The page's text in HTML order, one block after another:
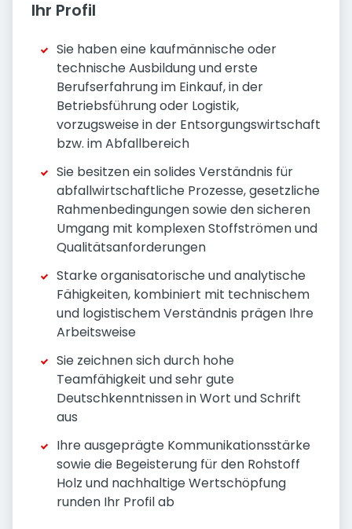
Ihr Profil
Sie haben eine kaufmännische oder
technische Ausbildung und erste
Berufserfahrung im Einkauf, in der
Betriebsführung oder Logistik,
vorzugsweise in der Entsorgungswirtschaft
bzw. im Abfallbereich
Sie besitzen ein solides Verständnis für
abfallwirtschaftliche Prozesse, gesetzliche
Rahmenbedingungen sowie den sicheren
Umgang mit komplexen Stoffströmen und
Qualitätsanforderungen
Starke organisatorische und analytische
Fähigkeiten, kombiniert mit technischem
und logistischem Verständnis prägen Ihre
Arbeitsweise
Sie zeichnen sich durch hohe
Teamfähigkeit und sehr gute
Deutschkenntnissen in Wort und Schrift
aus
Ihre ausgeprägte Kommunikationsstärke
sowie die Begeisterung für den Rohstoff
Holz und nachhaltige Wertschöpfung
runden Ihr Profil ab